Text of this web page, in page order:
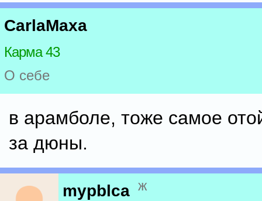
CarlaMaxa
Карма 43
О себе
в арамболе, тоже самое
за дюны.
mypblca ж